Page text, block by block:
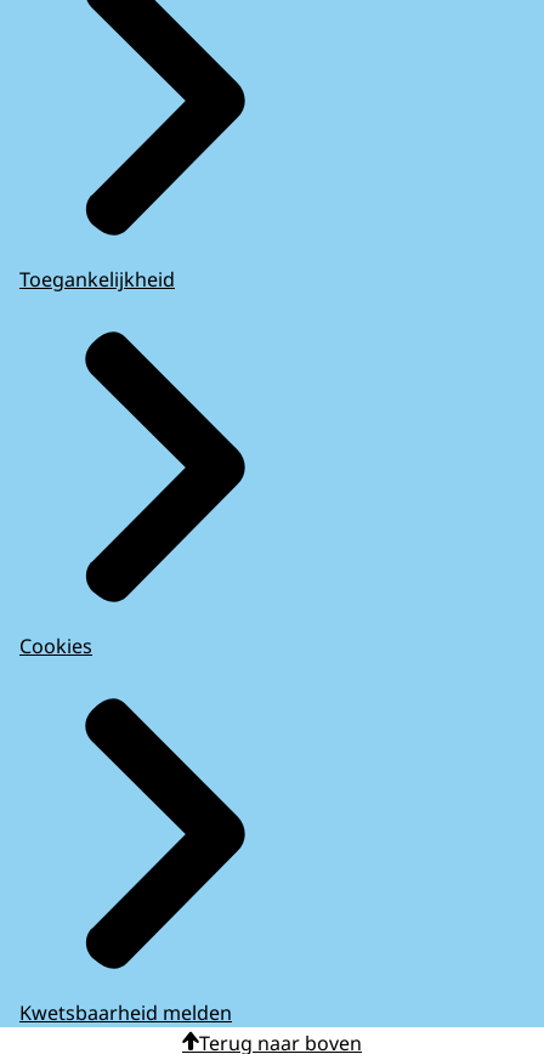
Toegankelijkheid
Cookies
Kwetsbaarheid melden
Terug naar boven